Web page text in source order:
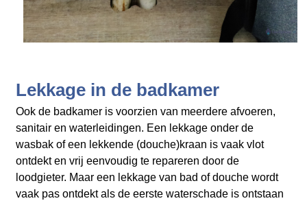
Lekkage in de badkamer
Ook de badkamer is voorzien van meerdere afvoeren,
sanitair en waterleidingen. Een lekkage onder de
wasbak of een lekkende (douche)kraan is vaak vlot
ontdekt en vrij eenvoudig te repareren door de
loodgieter. Maar een lekkage van bad of douche wordt
vaak pas ontdekt als de eerste waterschade is ontstaan